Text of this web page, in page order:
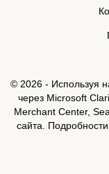
© 2026 - Используя
через Microsoft
Merchant Center,
сайта.